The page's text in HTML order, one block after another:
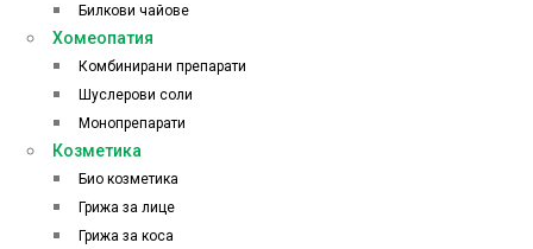
Билкови чайове
Хомеопатия
Комбинирани препарати
Шуслерови соли
Монопрепарати
Козметика
Био козметика
Грижа за лице
Грижа за коса